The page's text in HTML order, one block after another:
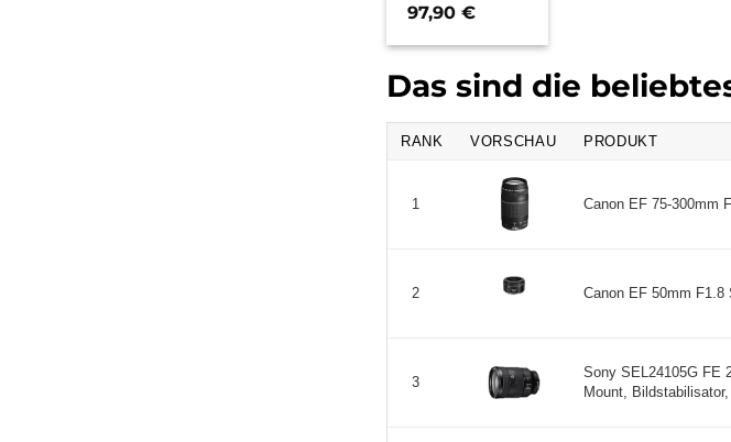
97,90 €
Das sind die
RANK VORSCHAU PRODUKT
1 Canon EF 75-300mm
2 Canon EF 50mm F1.8
3
Sony SEL24105G FE
Mount,